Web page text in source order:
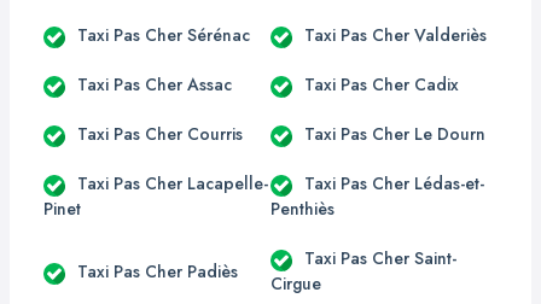
Taxi Pas Cher Sérénac Taxi Pas Cher Valderiès
Taxi Pas Cher Assac Taxi Pas Cher Cadix
Taxi Pas Cher Courris Taxi Pas Cher Le Dourn
Taxi Pas Cher Lacapelle-
Pinet
Taxi Pas Cher Lédas-et-
Penthiès
Taxi Pas Cher Padiès
Taxi Pas Cher Saint-
Cirgue